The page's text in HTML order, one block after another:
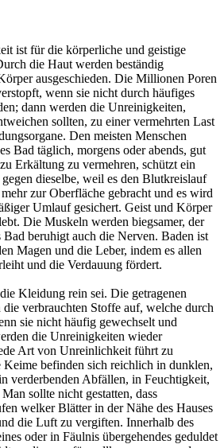
ist für die körperliche und geistige
die Haut werden beständig
ausgeschieden. Die Millionen Poren
wenn sie nicht durch häufiges
dann werden die Unreinigkeiten,
sollten, zu einer vermehrten Last
Den meisten Menschen
Bad täglich, morgens oder abends, gut
Erkältung zu vermehren, schützt ein
dieselbe, weil es den Blutkreislauf
zur Oberfläche gebracht und es wird
Umlauf gesichert. Geist und Körper
Die Muskeln werden biegsamer, der
beruhigt auch die Nerven. Baden ist
Magen und die Leber, indem es allen
und die Verdauung fördert.
Kleidung rein sei. Die getragenen
verbrauchten Stoffe auf, welche durch
sie nicht häufig gewechselt und
die Unreinigkeiten wieder
Art von Unreinlichkeit führt zu
befinden sich reichlich in dunklen,
verderbenden Abfällen, in Feuchtigkeit,
sollte nicht gestatten, dass
welker Blätter in der Nähe des Hauses
die Luft zu vergiften. Innerhalb des
oder in Fäulnis übergehendes geduldet